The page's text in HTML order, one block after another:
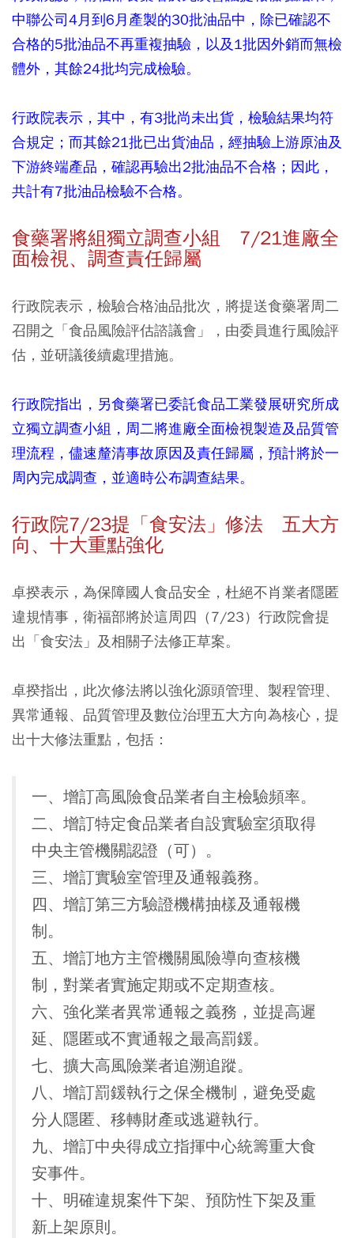
中聯公司4月到6月產製的30批油品中，除已確認不
合格的5批油品不再重複抽驗，以及1批因外銷而無檢
體外，其餘24批均完成檢驗。
行政院表示，其中，有3批尚未出貨，檢驗結果均符
合規定；而其餘21批已出貨油品，經抽驗上游原油及
下游終端產品，確認再驗出2批油品不合格；因此，
共計有7批油品檢驗不合格。
食藥署將組獨立調查小組 7/21進廠全
面檢視、調查責任歸屬
行政院表示，檢驗合格油品批次，將提送食藥署周二
召開之「食品風險評估諮議會」，由委員進行風險評
估，並研議後續處理措施。
行政院指出，另食藥署已委託食品工業發展研究所成
立獨立調查小組，周二將進廠全面檢視製造及品質管
理流程，儘速釐清事故原因及責任歸屬，預計將於一
周內完成調查，並適時公布調查結果。
行政院7/23提「食安法」修法 五大方
向、十大重點強化
卓揆表示，為保障國人食品安全，杜絕不肖業者隱匿
違規情事，衛福部將於這周四（7/23）行政院會提
出「食安法」及相關子法修正草案。
卓揆指出，此次修法將以強化源頭管理、製程管理、
異常通報、品質管理及數位治理五大方向為核心，提
出十大修法重點，包括：
一、增訂高風險食品業者自主檢驗頻率。
二、增訂特定食品業者自設實驗室須取得
中央主管機關認證（可）。
三、增訂實驗室管理及通報義務。
四、增訂第三方驗證機構抽樣及通報機
制。
五、增訂地方主管機關風險導向查核機
制，對業者實施定期或不定期查核。
六、強化業者異常通報之義務，並提高遲
延、隱匿或不實通報之最高罰鍰。
七、擴大高風險業者追溯追蹤。
八、增訂罰鍰執行之保全機制，避免受處
分人隱匿、移轉財產或逃避執行。
九、增訂中央得成立指揮中心統籌重大食
安事件。
十、明確違規案件下架、預防性下架及重
新上架原則。